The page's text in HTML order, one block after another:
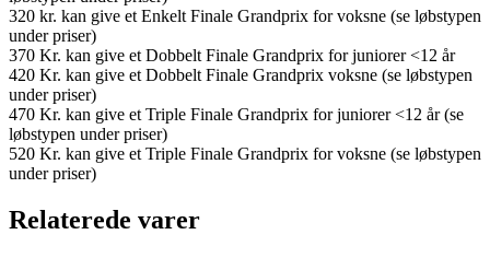
320 kr. kan give et Enkelt Finale Grandprix for voksne (se løbstypen
under priser)
370 Kr. kan give et Dobbelt Finale Grandprix for juniorer <12 år
420 Kr. kan give et Dobbelt Finale Grandprix voksne (se løbstypen
under priser)
470 Kr. kan give et Triple Finale Grandprix for juniorer <12 år (se
løbstypen under priser)
520 Kr. kan give et Triple Finale Grandprix for voksne (se løbstypen
under priser)
Relaterede varer